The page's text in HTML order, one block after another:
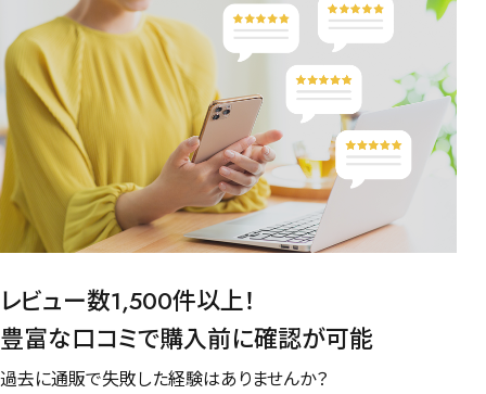
レビュー数1,500件以上！
豊富な口コミで購入前に確認が可能
過去に通販で失敗した経験はありませんか？